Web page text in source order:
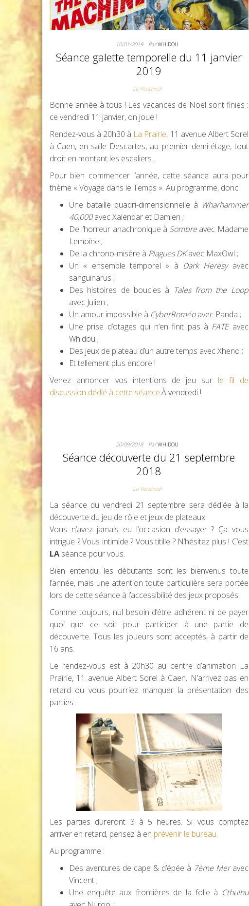
10/01/2019 ParWHIDOU
Séance galette temporelle du 11 janvier
2019
Le Vendredi
Bonne année à tous ! Les vacances de Noël sont finies :
ce vendredi 11 janvier, on joue !
Rendez-vous à 20h30 à La Prairie, 11 avenue Albert Sorel
à Caen, en salle Descartes, au premier demi-étage, tout
droit en montant les escaliers.
Pour bien commencer l’année, cette séance aura pour
thème « Voyage dans le Temps ». Au programme, donc :
Une bataille quadri-dimensionnelle à Wharhammer
40,000avec Xalendar et Damien ;
De l’horreur anachronique à Sombreavec Madame
Lemoine ;
De la chrono-misère à Plagues DKavec MaxOwl ;
Un « ensemble temporel » à Dark Heresyavec
sanguinarus ;
Des histoires de boucles à Tales from the Loop
avec Julien ;
Un amour impossible à CyberRoméoavec Panda ;
Une prise d’otages qui n’en finit pas à FATEavec
Whidou ;
Des jeux de plateau d’un autre temps avec Xheno ;
Et tellement plus encore !
Venez annoncer vos intentions de jeu sur le fil de
discussion dédié à cette séance.À vendredi !
20/09/2018 ParWHIDOU
Séance découverte du 21 septembre
2018
Le Vendredi
La séance du vendredi 21 septembre sera dédiée à la
découverte du jeu de rôle et jeux de plateaux.
Vous n’avez jamais eu l’occasion d’essayer ? Ça vous
intrigue ? Vous intimide ? Vous titille ? N’hésitez plus ! C’est
LA séance pour vous.
Bien entendu, les débutants sont les bienvenus toute
l’année, mais une attention toute particulière sera portée
lors de cette séance à l’accessibilité des jeux proposés.
Comme toujours, nul besoin d’être adhérent ni de payer
quoi que ce soit pour participer à une partie de
découverte. Tous les joueurs sont acceptés, à partir de
16 ans.
Le rendez-vous est à 20h30 au centre d’animation La
Prairie, 11 avenue Albert Sorel à Caen. N’arrivez pas en
retard ou vous pourriez manquer la présentation des
parties.
Les parties dureront 3 à 5 heures. Si vous comptez
arriver en retard, pensez à en prévenir le bureau.
Au programme :
Des aventures de cape & d’épée à 7ème Meravec
Vincent ;
Une enquête aux frontières de la folie à Cthulhu